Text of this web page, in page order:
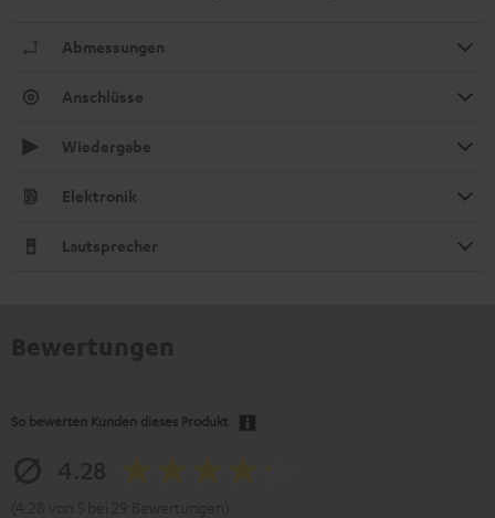
Abmessungen
Anschlüsse
Wiedergabe
Elektronik
Lautsprecher
So bewerten Kunden dieses Produkt